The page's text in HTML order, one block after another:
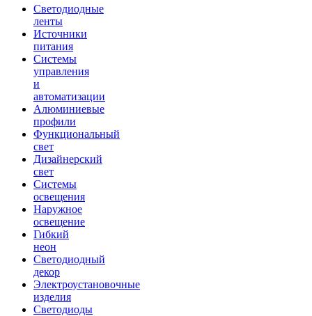
Светодиодные
ленты
Источники
питания
Системы
управления
и
автоматизации
Алюминиевые
профили
Функциональный
свет
Дизайнерский
свет
Системы
освещения
Наружное
освещение
Гибкий
неон
Светодиодный
декор
Электроустановочные
изделия
Светодиоды